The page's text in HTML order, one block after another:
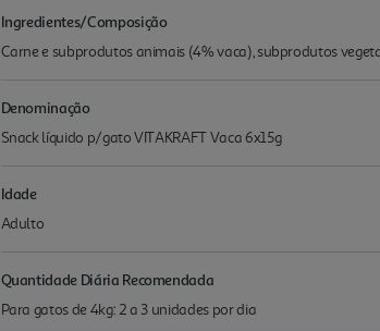
Ingredientes/Composição
Carne e subprodutos animais (4% vaca), subprodutos
Denominação
Snack líquido p/gato VITAKRAFT Vaca 6x15g
Idade
Adulto
Quantidade Diária Recomendada
Para gatos de 4kg: 2 a 3 unidades por dia